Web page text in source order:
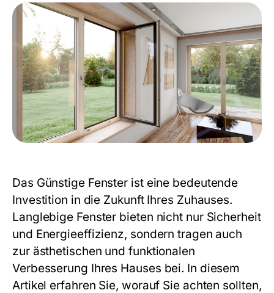
Das Günstige Fenster ist eine bedeutende
Investition in die Zukunft Ihres Zuhauses.
Langlebige Fenster bieten nicht nur Sicherheit
und Energieeffizienz, sondern tragen auch
zur ästhetischen und funktionalen
Verbesserung Ihres Hauses bei. In diesem
Artikel erfahren Sie, worauf Sie achten sollten,